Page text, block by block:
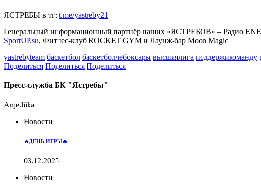
ЯСТРЕБЫ в тг: t.me/yastreby21
Генеральный информационный партнёр наших «ЯСТРЕБОВ» – Радио
SportUP.su, Фитнес-клуб ROCKET GYM и Лаунж-бар Moon Magic
yastrebyteam баскетбол баскетболчебоксары высшаялига поддержикоманду
Поделиться Поделиться Поделиться
Пресс-служба БК "Ястребы"
Anje.liika
Новости
🔥ДЕНЬ ИГРЫ🔥
03.12.2025
Новости